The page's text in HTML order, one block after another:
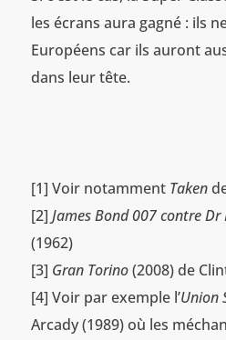
les écrans aura gagné : ils
Européens car ils auront
dans leur tête.
[1] Voir notamment Taken
[2] James Bond 007 contre Dr
(1962)
[3] Gran Torino(2008) de
[4] Voir par exemple l’Union
Arcady (1989) où les